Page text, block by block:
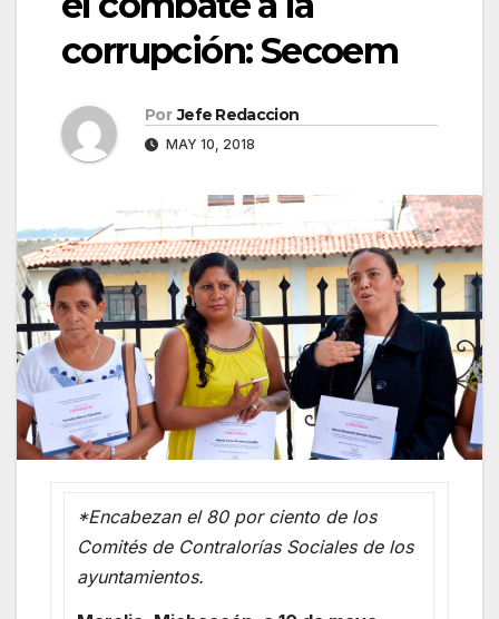
corrupción: Secoem
Por Jefe Redaccion
MAY 10, 2018
*Encabezan el 80 por ciento de los
Comités de Contralorías Sociales de los
ayuntamientos.